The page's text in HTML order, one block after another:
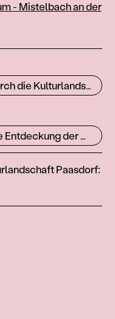
- Mistelbach an der
INVENTOUR: Spaziergang durch die Kulturlandschaft Paasdorf, 2021
PRINZGAU/podgorschek, Die Entdeckung der Korridore, 1995
Paasdorf: